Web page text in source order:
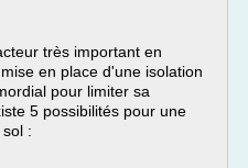
très important en
en place d'une isolation
pour limiter sa
5 possibilités pour une
: